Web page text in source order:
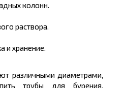
колонн.
раствора.
и хранение.
различными диаметрами,
трубы для бурения,